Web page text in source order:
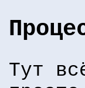
Тут